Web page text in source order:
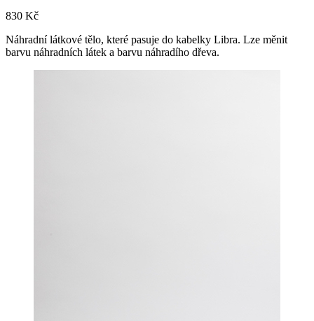
830 Kč
Náhradní látkové tělo, které pasuje do kabelky Libra. Lze měnit
barvu náhradních látek a barvu náhradího dřeva.